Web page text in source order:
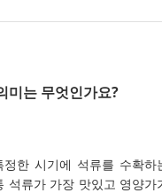
미는 무엇인가요?
한 시기에 석류를 수확하
석류가 가장 맛있고 영양가